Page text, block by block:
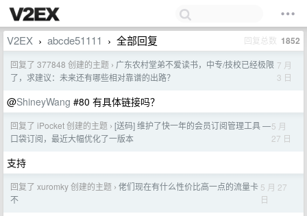
V2EX › abcde51111 › 全部回复 回复总数 1852
回复了 377848 创建的主题 › 广东农村堂弟不爱读书，中专/技校已经极限
了，求建议：未来还有哪些相对靠谱的出路？
7 月
3 日
@ShineyWang #80 有具体链接吗？
回复了 iPocket 创建的主题 › [送码] 维护了快一年的会员订阅管理工具 —
口袋订阅，最近大幅优化了一版本
5 月
27 日
支持
回复了 xuromky 创建的主题 › 佬们现在有什么性价比高一点的流量卡
不
5 月 27
日